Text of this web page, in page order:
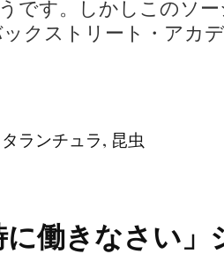
です。しかしこのソ
クストリート・アカ
タランチュラ, 昆虫
に働きなさい